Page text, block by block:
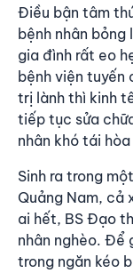
Điều bận tâm
bệnh nhân
gia đình rất eo
bệnh viện tuyến
trị lành thì kinh
tiếp tục sửa
nhân khó tái
Sinh ra trong
Quảng Nam, cả
ai hết, BS Đạo
nhân nghèo. Để
trong ngăn kéo